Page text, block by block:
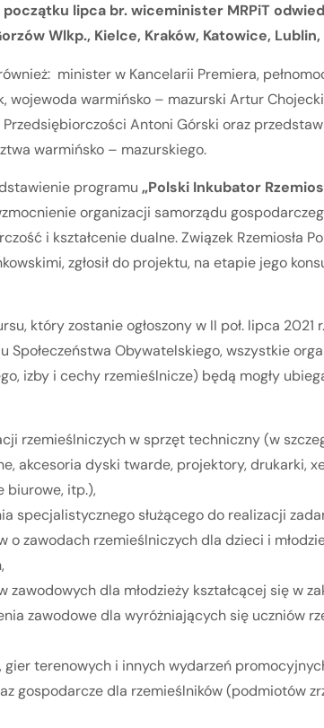
początku lipca br. wiceminister MRPiT
Wlkp., Kielce, Kraków, Katowice,
minister w Kancelarii Premiera,
wojewoda warmińsko – mazurski Artur
Przedsiębiorczości Antoni Górski oraz
warmińsko – mazurskiego.
programu „Polski Inkubator
organizacji samorządu
i kształcenie dualne. Związek Rzemiosła
zgłosił do projektu, na etapie jego
który zostanie ogłoszony w II poł. lipca
Społeczeństwa Obywatelskiego, wszystkie
izby i cechy rzemieślnicze) będą mogły
rzemieślniczych w sprzęt techniczny (w
akcesoria dyski twarde, projektory, drukarki,
biurowe, itp.),
specjalistycznego służącego do realizacji
o zawodach rzemieślniczych dla dzieci i
zawodowych dla młodzieży kształcącej się w
zawodowe dla wyróżniających się uczniów
terenowych i innych wydarzeń
gospodarcze dla rzemieślników (podmiotów